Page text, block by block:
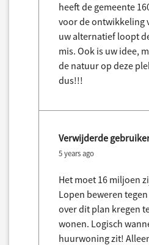
heeft de gemeente
voor de ontwikkeling
uw alternatief loopt
mis. Ook is uw idee,
de natuur op deze
dus!!!
Verwijderde
5 years ago
Het moet 16 miljoen
Lopen beweren
over dit plan kregen
wonen. Logisch
huurwoning zit!